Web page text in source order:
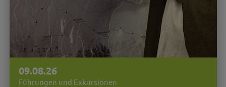
09.08.26
Führungen und Exkursionen